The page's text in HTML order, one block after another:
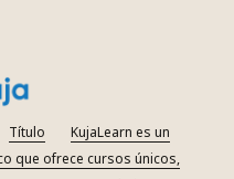
Título
KujaLearn es un
que ofrece cursos únicos,